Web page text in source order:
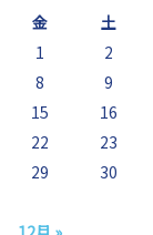
金 土
1
2
8
9
15
16
22
23
29
30